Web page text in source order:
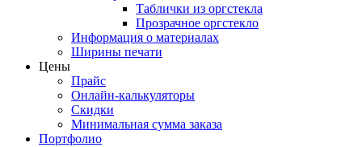
Таблички из оргстекла
Прозрачное оргстекло
Информация о материалах
Ширины печати
Цены
Прайс
Онлайн-калькуляторы
Скидки
Минимальная сумма заказа
Портфолио